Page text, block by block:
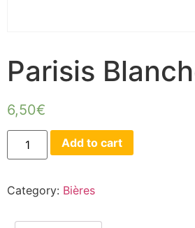
Parisis
6,50€
Add to cart
Category: Bières